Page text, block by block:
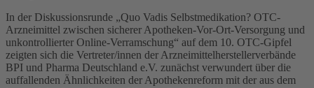
In der Diskussionsrunde „Quo Vadis Selbstmedikation? OTC-
Arzneimittel zwischen sicherer Apotheken-Vor-Ort-Versorgung und
unkontrollierter Online-Verramschung“ auf dem 10. OTC-Gipfel
zeigten sich die Vertreter/innen der Arzneimittelherstellerverbände
BPI und Pharma Deutschland e.V. zunächst verwundert über die
auffallenden Ähnlichkeiten der Apothekenreform mit der aus dem